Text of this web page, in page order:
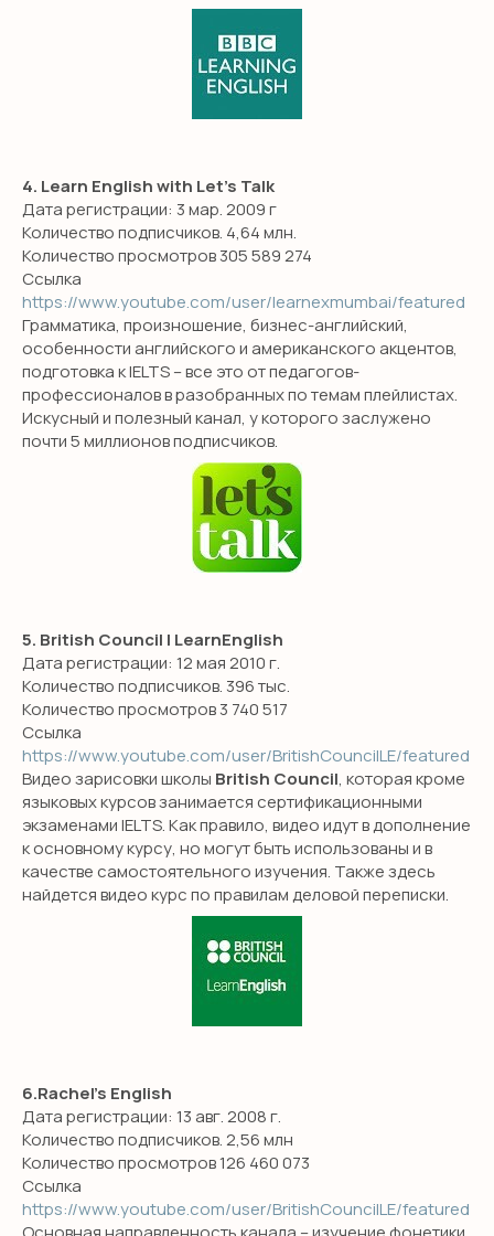
4. Learn English with Let's Talk
Дата регистрации: 3 мар. 2009 г
Количество подписчиков. 4,64 млн.
Количество просмотров 305 589 274
Ссылка
https://www.youtube.com/user/learnexmumbai/featured
Грамматика, произношение, бизнес-английский,
особенности английского и американского акцентов,
подготовка к IELTS – все это от педагогов-
профессионалов в разобранных по темам плейлистах.
Искусный и полезный канал, у которого заслужено
почти 5 миллионов подписчиков.
5. British Council | LearnEnglish
Дата регистрации: 12 мая 2010 г.
Количество подписчиков. 396 тыс.
Количество просмотров 3 740 517
Ссылка
https://www.youtube.com/user/BritishCouncilLE/featured
Видео зарисовки школы British Council, которая кроме
языковых курсов занимается сертификационными
экзаменами IELTS. Как правило, видео идут в дополнение
к основному курсу, но могут быть использованы и в
качестве самостоятельного изучения. Также здесь
найдется видео курс по правилам деловой переписки.
6.Rachel’s English
Дата регистрации: 13 авг. 2008 г.
Количество подписчиков. 2,56 млн
Количество просмотров 126 460 073
Ссылка
https://www.youtube.com/user/BritishCouncilLE/featured
НЕТ ВРЕМЕНИ
РАЗБИРАТЬСЯ?
Оставьте заявку и мы свяжемся с
вами в течение 10 минут
+7
Я даю согласие на обработку персональных данных
в соответствии сполитикой конфиденциальности
SMILE ENGLISH